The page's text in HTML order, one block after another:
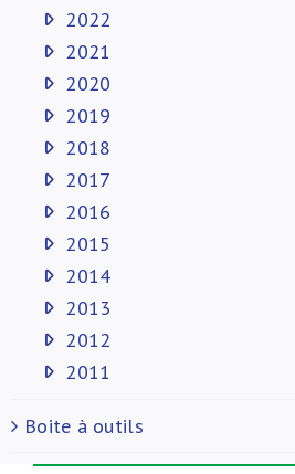
2022
2021
2020
2019
2018
2017
2016
2015
2014
2013
2012
2011
Boite à outils